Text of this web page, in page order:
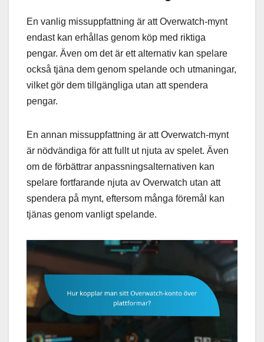
En vanlig missuppfattning är att Overwatch-mynt
endast kan erhållas genom köp med riktiga
pengar. Även om det är ett alternativ kan spelare
också tjäna dem genom spelande och utmaningar,
vilket gör dem tillgängliga utan att spendera
pengar.
En annan missuppfattning är att Overwatch-mynt
är nödvändiga för att fullt ut njuta av spelet. Även
om de förbättrar anpassningsalternativen kan
spelare fortfarande njuta av Overwatch utan att
spendera på mynt, eftersom många föremål kan
tjänas genom vanligt spelande.